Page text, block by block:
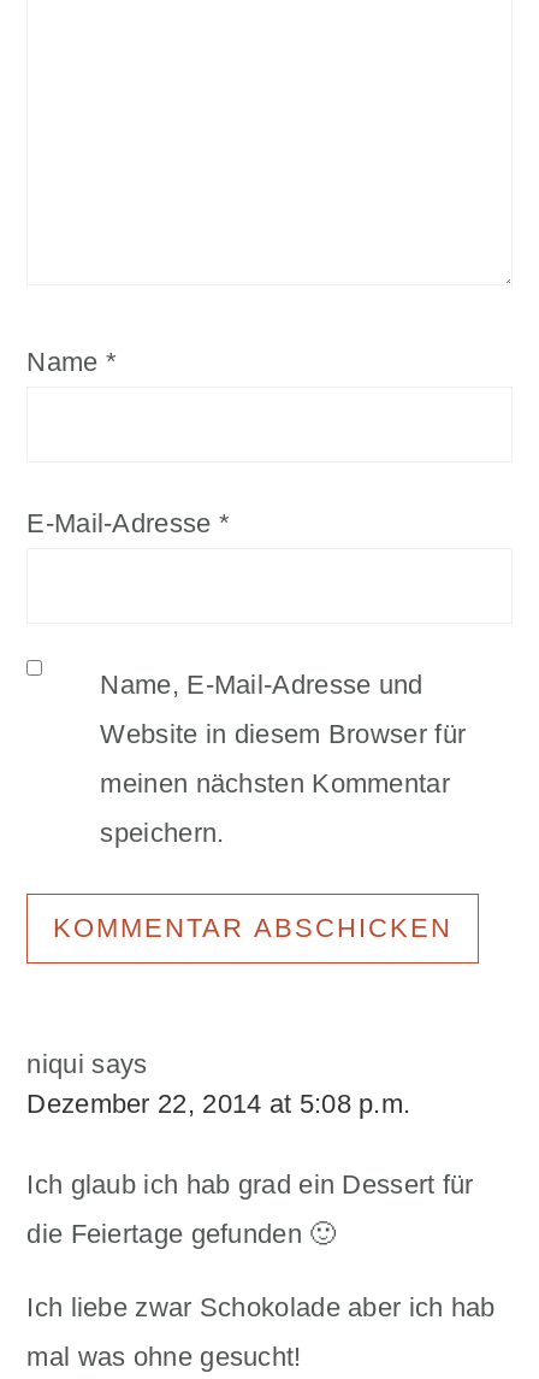
Name *
E-Mail-Adresse *
Name, E-Mail-Adresse und
Website in diesem Browser für
meinen nächsten Kommentar
speichern.
niqui says
Dezember 22, 2014 at 5:08 p.m.
Ich glaub ich hab grad ein Dessert für
die Feiertage gefunden 🙂
Ich liebe zwar Schokolade aber ich hab
mal was ohne gesucht!